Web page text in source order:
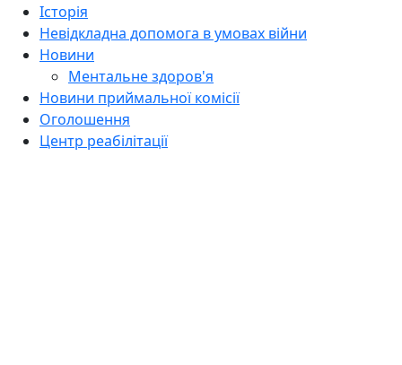
Історія
Невідкладна допомога в умовах війни
Новини
Ментальне здоров'я
Новини приймальної комісії
Оголошення
Центр реабілітації